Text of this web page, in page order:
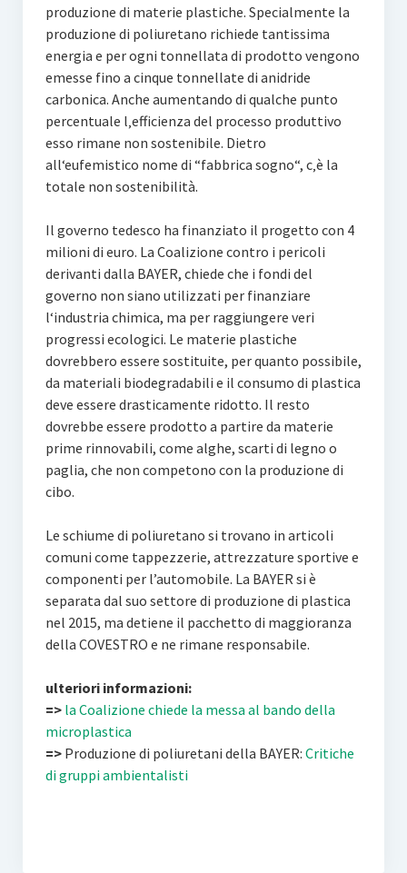
produzione di materie plastiche. Specialmente la
produzione di poliuretano richiede tantissima
energia e per ogni tonnellata di prodotto vengono
emesse fino a cinque tonnellate di anidride
carbonica. Anche aumentando di qualche punto
percentuale l‚efficienza del processo produttivo
esso rimane non sostenibile. Dietro
all‘eufemistico nome di “fabbrica sogno“, c‚è la
totale non sostenibilità.
Il governo tedesco ha finanziato il progetto con 4
milioni di euro. La Coalizione contro i pericoli
derivanti dalla BAYER, chiede che i fondi del
governo non siano utilizzati per finanziare
l‘industria chimica, ma per raggiungere veri
progressi ecologici. Le materie plastiche
dovrebbero essere sostituite, per quanto possibile,
da materiali biodegradabili e il consumo di plastica
deve essere drasticamente ridotto. Il resto
dovrebbe essere prodotto a partire da materie
prime rinnovabili, come alghe, scarti di legno o
paglia, che non competono con la produzione di
cibo.
Le schiume di poliuretano si trovano in articoli
comuni come tappezzerie, attrezzature sportive e
componenti per l’automobile. La BAYER si è
separata dal suo settore di produzione di plastica
nel 2015, ma detiene il pacchetto di maggioranza
della COVESTRO e ne rimane responsabile.
ulteriori informazioni:
=> la Coalizione chiede la messa al bando della
microplastica
=>Produzione di poliuretani della BAYER: Critiche
di gruppi ambientalisti